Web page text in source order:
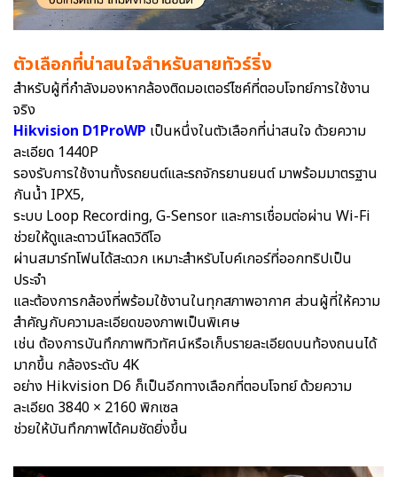
ตัวเลือกที่น่าสนใจสำหรับสายทัวร์ริ่ง
สำหรับผู้ที่กำลังมองหากล้องติดมอเตอร์ไซค์ที่ตอบโจทย์การใช้งาน
จริง
Hikvision D1ProWP เป็นหนึ่งในตัวเลือกที่น่าสนใจ ด้วยความ
ละเอียด 1440P
รองรับการใช้งานทั้งรถยนต์และรถจักรยานยนต์ มาพร้อมมาตรฐาน
กันน้ำ IPX5,
ระบบ Loop Recording, G-Sensor และการเชื่อมต่อผ่าน Wi-Fi
ช่วยให้ดูและดาวน์โหลดวิดีโอ
ผ่านสมาร์ทโฟนได้สะดวก เหมาะสำหรับไบค์เกอร์ที่ออกทริปเป็น
ประจำ
และต้องการกล้องที่พร้อมใช้งานในทุกสภาพอากาศ ส่วนผู้ที่ให้ความ
สำคัญกับความละเอียดของภาพเป็นพิเศษ
เช่น ต้องการบันทึกภาพทิวทัศน์หรือเก็บรายละเอียดบนท้องถนนได้
มากขึ้น กล้องระดับ 4K
อย่าง Hikvision D6 ก็เป็นอีกทางเลือกที่ตอบโจทย์ ด้วยความ
ละเอียด 3840 × 2160 พิกเซล
ช่วยให้บันทึกภาพได้คมชัดยิ่งขึ้น